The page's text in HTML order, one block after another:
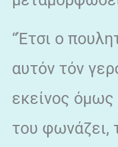
“Έτσι ο
αυτόν τόν
εκείνος όμως
του φωνάζει,